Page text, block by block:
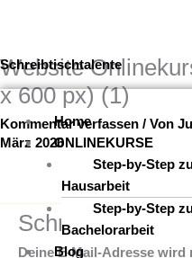
Zum
Inhalt
springen
Schreibtischtalente
Menü
Home
ONLINEKURSE
Step-by-Step
Hausarbeit
Step-by-Step
Bachelorarbeit
Blog
Website
x 600 px) (1)
Kommentar verfassen / Von
März 2026
Schreibe einen
Deine E-Mail-Adresse